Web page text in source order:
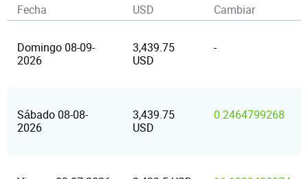
Fecha USD Cambiar
Domingo 08-09-
2026
3,439.75
USD
-
Sábado 08-08-
2026
3,439.75
USD
0.2464799268